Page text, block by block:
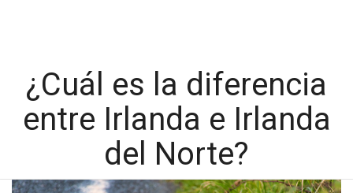
¿Cuál es la diferencia
entre Irlanda e Irlanda
del Norte?